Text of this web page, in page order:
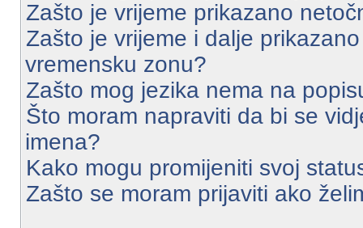
Zašto je vrijeme prikazano
Zašto je vrijeme i dalje
vremensku zonu?
Zašto mog jezika nema na
Što moram napraviti da bi se
imena?
Kako mogu promijeniti svoj
Zašto se moram prijaviti ako